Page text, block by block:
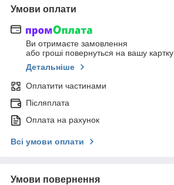
Умови оплати
Ви отримаєте замовлення
або гроші повернуться на вашу картку
Детальніше
Оплатити частинами
Післяплата
Оплата на рахунок
Всі умови оплати
Умови повернення